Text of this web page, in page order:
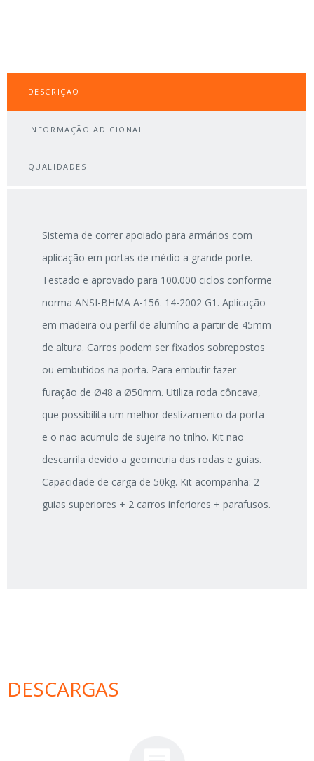
DESCRIÇÃO
INFORMAÇÃO ADICIONAL
QUALIDADES
Sistema de correr apoiado para armários com
aplicação em portas de médio a grande porte.
Testado e aprovado para 100.000 ciclos conforme
norma ANSI-BHMA A-156. 14-2002 G1. Aplicação
em madeira ou perfil de alumíno a partir de 45mm
de altura. Carros podem ser fixados sobrepostos
ou embutidos na porta. Para embutir fazer
furação de Ø48 a Ø50mm. Utiliza roda côncava,
que possibilita um melhor deslizamento da porta
e o não acumulo de sujeira no trilho. Kit não
descarrila devido a geometria das rodas e guias.
Capacidade de carga de 50kg. Kit acompanha: 2
guias superiores + 2 carros inferiores + parafusos.
DESCARGAS